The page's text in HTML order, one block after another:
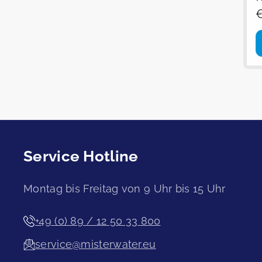
Service Hotline
Montag bis Freitag von 9 Uhr bis 15 Uhr
+49 (0) 89 / 12 50 33 800
service@misterwater.eu